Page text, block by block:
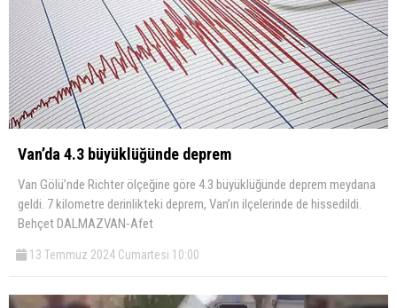
Van’da 4.3 büyüklüğünde deprem
Van Gölü’nde Richter ölçeğine göre 4.3 büyüklüğünde deprem meydana
geldi. 7 kilometre derinlikteki deprem, Van’ın ilçelerinde de hissedildi.
Behçet DALMAZVAN-Afet
13 Temmuz 2024 Cumartesi 10:00